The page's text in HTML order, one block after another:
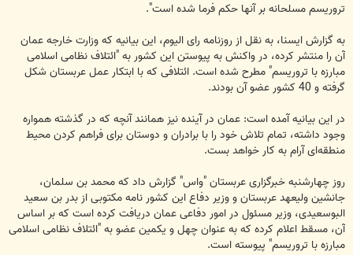
تروریسم مسلحانه بر آنها حکم فرما شده است".
به گزارش ایسنا، به نقل از روزنامه رای الیوم، این بیانیه که وزارت خارجه عمان
آن را منتشر کرده، در واکنش به پیوستن این کشور به "ائتلاف نظامی اسلامی
مبارزه با تروریسم" مطرح شده است. ائتلافی که با ابتکار عمل عربستان شکل
گرفته و 40 کشور عضو آن بودند.
در این بیانیه آمده است: عمان در آینده نیز همانند آنچه که در گذشته همواره
وجود داشته، تمام تلاش خود را با برادران و دوستان برای فراهم کردن محیط
منطقه‌ای آرام به کار خواهد بست.
روز چهارشنبه خبرگزاری عربستان "واس" گزارش داد که محمد بن سلمان،
جانشین ولیعهد عربستان و وزیر دفاع این کشور نامه مکتوبی از بدر بن سعید
البوسعیدی، وزیر مسئول در امور دفاعی عمان دریافت کرده است که بر اساس
آن، مسقط اعلام کرده که به عنوان چهل و یکمین عضو به "ائتلاف نظامی اسلامی
مبارزه با تروریسم" پیوسته است.